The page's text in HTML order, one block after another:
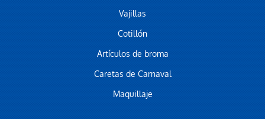
Vajillas
Cotillón
Artículos de broma
Caretas de Carnaval
Maquillaje